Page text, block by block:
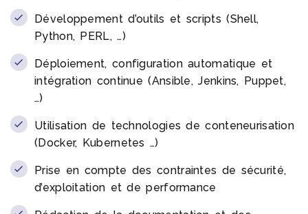
Développement d’outils et scripts (Shell,
Python, PERL, …)
Déploiement, configuration automatique et
intégration continue (Ansible, Jenkins, Puppet,
…)
Utilisation de technologies de conteneurisation
(Docker, Kubernetes …)
Prise en compte des contraintes de sécurité,
d’exploitation et de performance